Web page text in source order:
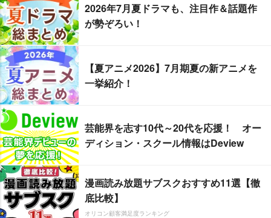
2026年7月夏ドラマも、注目作＆話題作
が勢ぞろい！
【夏アニメ2026】7月期夏の新アニメを
一挙紹介！
芸能界を志す10代～20代を応援！ オー
ディション・スクール情報はDeview
漫画読み放題サブスクおすすめ11選【徹
底比較】
オリコン顧客満足度ランキング